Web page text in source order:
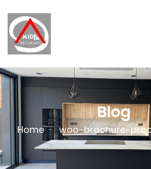
Blog
Home woo-brochure-